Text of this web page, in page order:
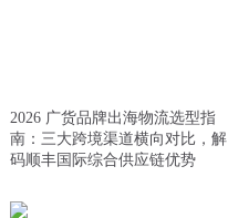
2026 广货品牌出海物流选型指
南：三大跨境渠道横向对比，解
码顺丰国际综合供应链优势